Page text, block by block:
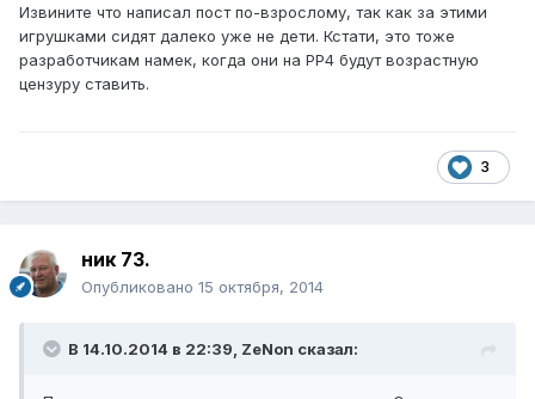
Извините что написал пост по-взрослому, так как за этими
игрушками сидят далеко уже не дети. Кстати, это тоже
разработчикам намек, когда они на РР4 будут возрастную
цензуру ставить.
3
ник 73.
Опубликовано 15 октября, 2014
В 14.10.2014 в 22:39, ZeNon сказал: